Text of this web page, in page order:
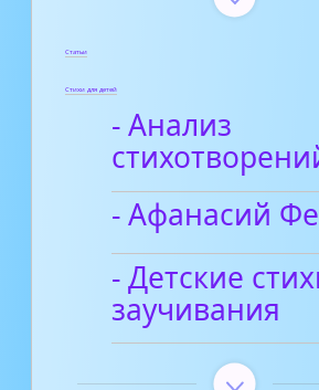
Статьи
Стихи для детей
- Анализ
- Афанасий
- Детские
заучивания